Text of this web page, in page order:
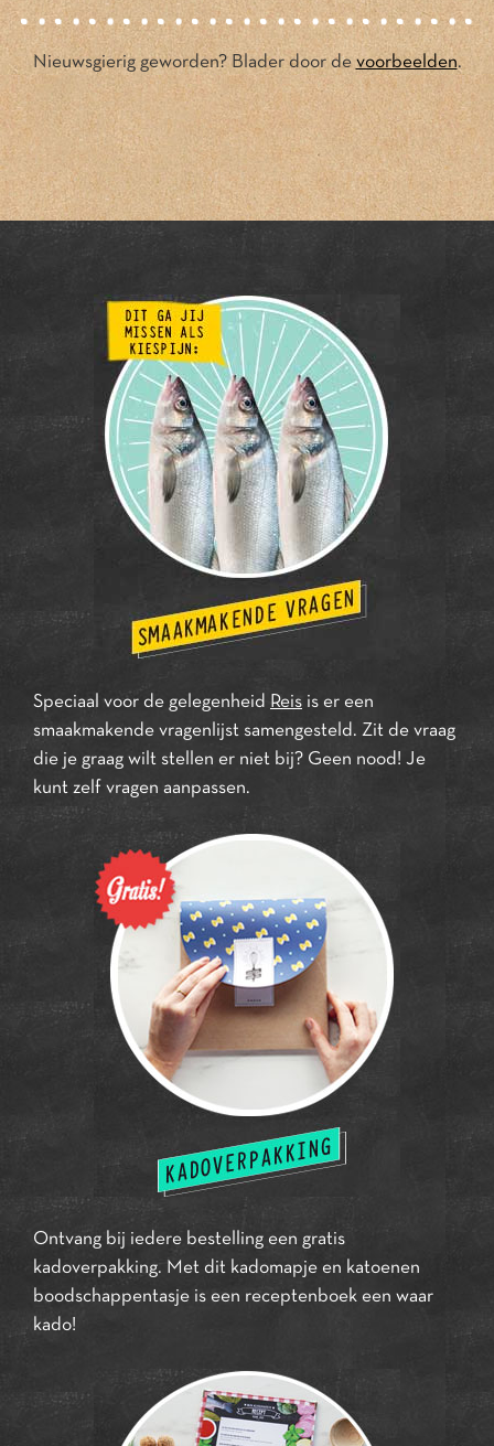
Nieuwsgierig geworden? Blader door de voorbeelden.
Speciaal voor de gelegenheid Reis is er een
smaakmakende vragenlijst samengesteld. Zit de vraag
die je graag wilt stellen er niet bij? Geen nood! Je
kunt zelf vragen aanpassen.
Ontvang bij iedere bestelling een gratis
kadoverpakking. Met dit kadomapje en katoenen
boodschappentasje is een receptenboek een waar
kado!